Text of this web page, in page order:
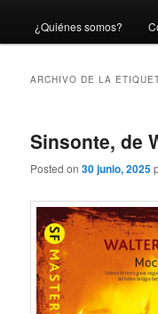
¿Quiénes somos?
ARCHIVO DE LA
Sinsonte, de
Posted on30 junio, 2025